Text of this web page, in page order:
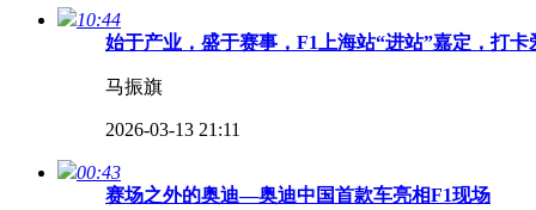
10:44
始于产业，盛于赛事，F1上海站“进站”嘉定，打
马振旗
2026-03-13 21:11
00:43
赛场之外的奥迪—奥迪中国首款车亮相F1现场